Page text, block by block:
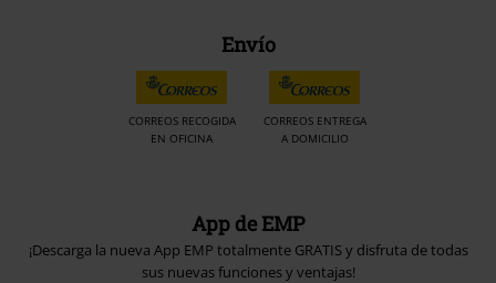
Envío
CORREOS RECOGIDA
EN OFICINA
CORREOS ENTREGA
A DOMICILIO
App de EMP
¡Descarga la nueva App EMP totalmente GRATIS y disfruta de todas
sus nuevas funciones y ventajas!